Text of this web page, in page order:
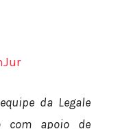
da Legale
com apoio de